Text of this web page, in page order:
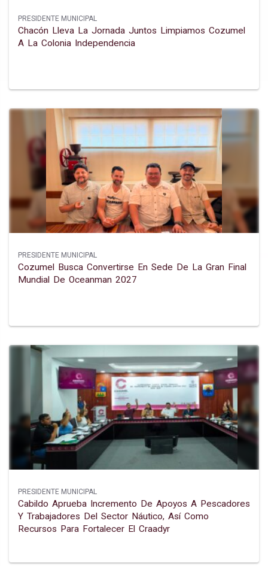
PRESIDENTE MUNICIPAL
Chacón Lleva La Jornada Juntos Limpiamos Cozumel
A La Colonia Independencia
PRESIDENTE MUNICIPAL
Cozumel Busca Convertirse En Sede De La Gran Final
Mundial De Oceanman 2027
PRESIDENTE MUNICIPAL
Cabildo Aprueba Incremento De Apoyos A Pescadores
Y Trabajadores Del Sector Náutico, Así Como
Recursos Para Fortalecer El Craadyr